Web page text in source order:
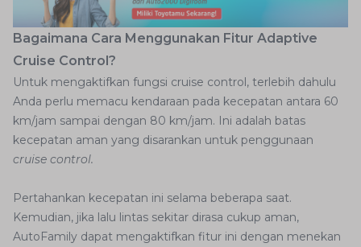
Bagaimana Cara Menggunakan Fitur Adaptive
Cruise Control?
Untuk mengaktifkan fungsi cruise control, terlebih dahulu
Anda perlu memacu kendaraan pada kecepatan antara 60
km/jam sampai dengan 80 km/jam. Ini adalah batas
kecepatan aman yang disarankan untuk penggunaan
cruise control.
Pertahankan kecepatan ini selama beberapa saat.
Kemudian, jika lalu lintas sekitar dirasa cukup aman,
AutoFamily dapat mengaktifkan fitur ini dengan menekan